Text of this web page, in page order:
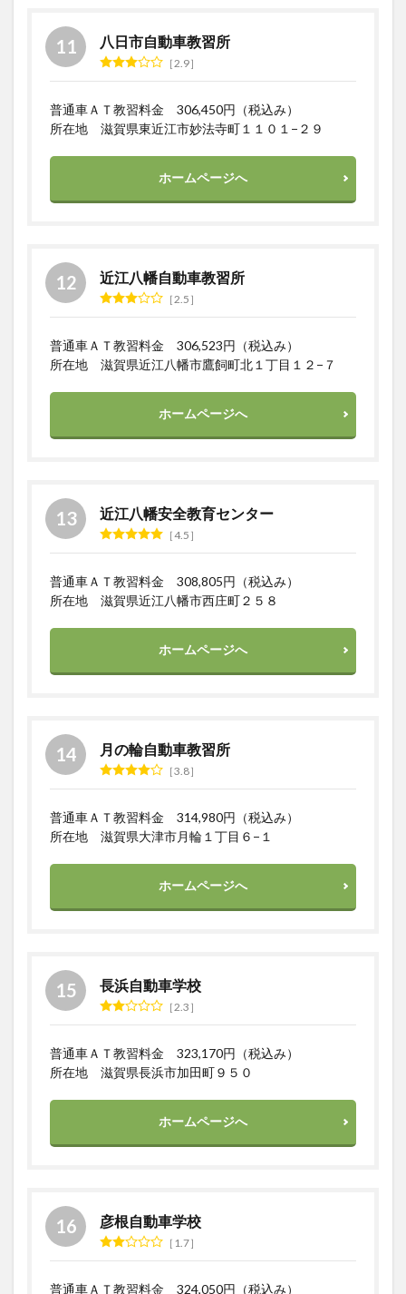
八日市自動車教習所
2.9
普通車ＡＴ教習料金 306,450円（税込み）
所在地 滋賀県東近江市妙法寺町１１０１−２９
ホームページへ
近江八幡自動車教習所
2.5
普通車ＡＴ教習料金 306,523円（税込み）
所在地 滋賀県近江八幡市鷹飼町北１丁目１２−７
ホームページへ
近江八幡安全教育センター
4.5
普通車ＡＴ教習料金 308,805円（税込み）
所在地 滋賀県近江八幡市西庄町２５８
ホームページへ
月の輪自動車教習所
3.8
普通車ＡＴ教習料金 314,980円（税込み）
所在地 滋賀県大津市月輪１丁目６−１
ホームページへ
長浜自動車学校
2.3
普通車ＡＴ教習料金 323,170円（税込み）
所在地 滋賀県長浜市加田町９５０
ホームページへ
彦根自動車学校
1.7
普通車ＡＴ教習料金 324,050円（税込み）